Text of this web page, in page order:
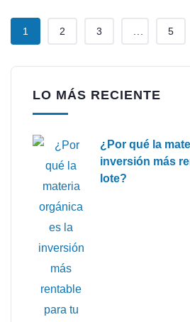
1 2 3 5
LO MÁS RECIENTE
¿Por qué la
inversión más
lote?